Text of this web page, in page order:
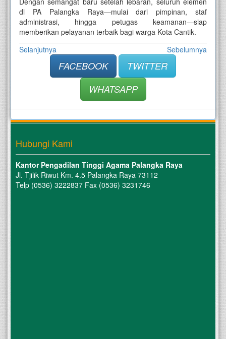
di PA Palangka Raya—mulai dari pimpinan, staf
administrasi, hingga petugas keamanan—siap
memberikan pelayanan terbaik bagi warga Kota Cantik.
Selanjutnya
Sebelumnya
FACEBOOK
TWITTER
WHATSAPP
Hubungi Kami
Kantor Pengadilan Tinggi Agama Palangka Raya
Jl. Tjilik Riwut Km. 4.5 Palangka Raya 73112
Telp (0536) 3222837 Fax (0536) 3231746